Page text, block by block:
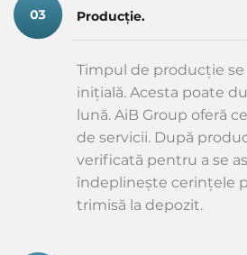
Producție.
Timpul de producție
inițială. Acesta poate
lună. AiB Group oferă
de servicii. După
verificată pentru a se
îndeplinește cerințele
trimisă la depozit.